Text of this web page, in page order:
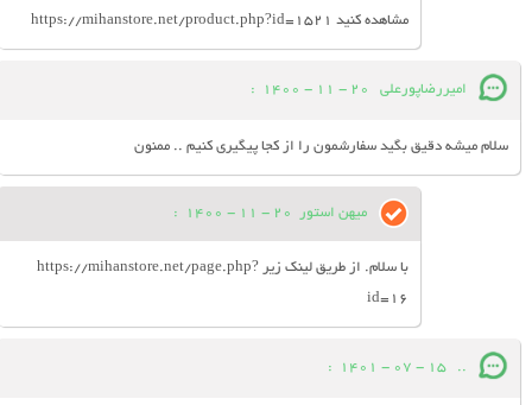
مشاهده کنید https://mihanstore.net/product.php?id=1521
امیررضاپورعلی 20 - 11 - 1400
:
سلام میشه دقیق بگید سفارشمون را از کجا پیگیری کنیم .. ممنون
میهن استور 20 - 11 - 1400
:
با سلام. از طریق لینک زیر https://mihanstore.net/page.php?
id=16
..
15 - 07 - 1401
: